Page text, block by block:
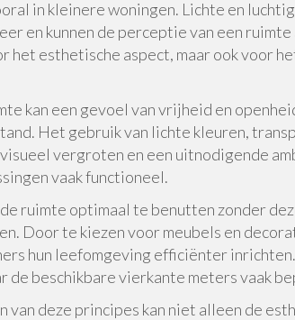
in kleinere woningen. Lichte en
en kunnen de perceptie van een
het esthetische aspect, maar ook voor
kan een gevoel van vrijheid en
Het gebruik van lichte kleuren,
vergroten en een uitnodigende
vaak functioneel.
ruimte optimaal te benutten zonder
Door te kiezen voor meubels en
hun leefomgeving efficiënter
de beschikbare vierkante meters vaak
van deze principes kan niet alleen de